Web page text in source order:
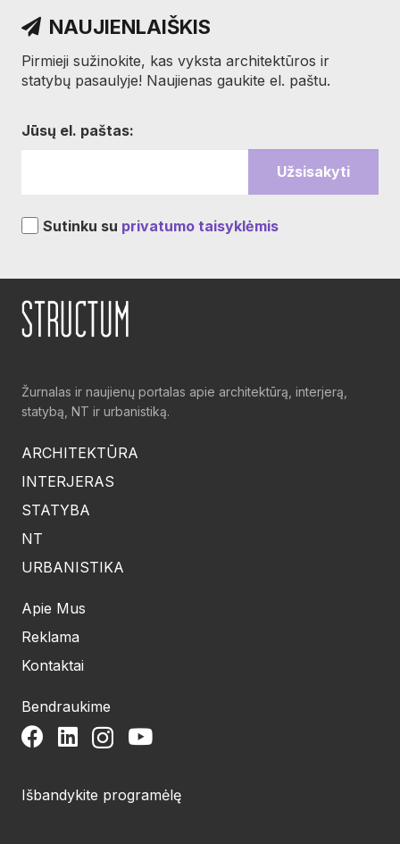
NAUJIENLAIŠKIS
Pirmieji sužinokite, kas vyksta architektūros ir
statybų pasaulyje! Naujienas gaukite el. paštu.
Jūsų el. paštas:
Sutinku su privatumo taisyklėmis
Žurnalas ir naujienų portalas apie architektūrą, interjerą,
statybą, NT ir urbanistiką.
ARCHITEKTŪRA
INTERJERAS
STATYBA
NT
URBANISTIKA
Apie Mus
Reklama
Kontaktai
Bendraukime
Išbandykite programėlę